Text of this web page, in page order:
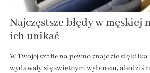
Najczęstsze błędy w męskiej
ich unikać
W Twojej szafie na pewno znajdzie się kilka
wydawały się świetnym wyborem, ale dziś